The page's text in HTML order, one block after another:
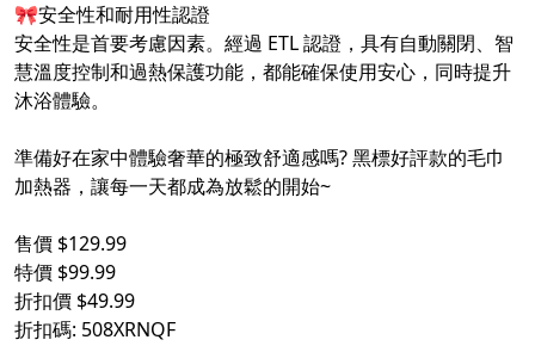
🎀安全性和耐用性認證
安全性是首要考慮因素。經過 ETL 認證，具有自動關閉、智
慧溫度控制和過熱保護功能，都能確保使用安心，同時提升
沐浴體驗。
準備好在家中體驗奢華的極致舒適感嗎? 黑標好評款的毛巾
加熱器，讓每一天都成為放鬆的開始~
售價 $129.99
特價 $99.99
折扣價 $49.99
折扣碼: 508XRNQF